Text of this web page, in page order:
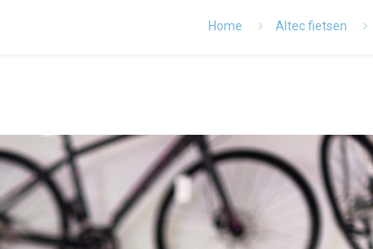
Home Altec fietsen